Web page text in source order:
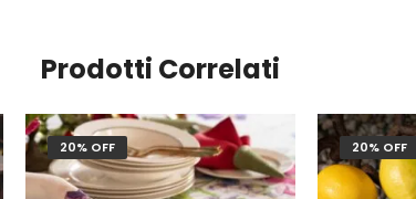
Prodotti Correlati
20% OFF 20% OFF